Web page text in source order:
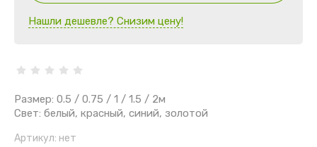
Нашли дешевле? Снизим цену!
Размер: 0.5 / 0.75 / 1 / 1.5 / 2м
Свет: белый, красный, синий, золотой
Артикул: нет